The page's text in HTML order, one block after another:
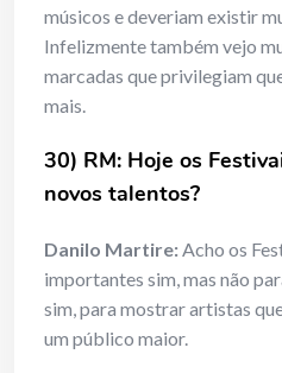
músicos e deveriam existir
Infelizmente também vejo
marcadas que privilegiam
mais.
30) RM: Hoje os
novos talentos?
Danilo Martire:Acho os
importantes sim, mas não
sim, para mostrar artistas
um público maior.